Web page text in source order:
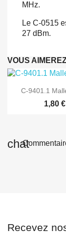
MHz.
Le C-0515
27 dBm.
VOUS
 Aperçu
C-9401.1
1,80 €
Recevez